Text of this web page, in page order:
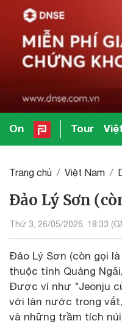
On Tour
Trang chủ Việt Nam
Đảo Lý Sơn
Thứ 3, 26/05/2026, 18:33
Đảo Lý Sơn (còn gọi
thuộc tỉnh Quảng
Được ví như "Jeonju
với làn nước trong
và những trầm tích